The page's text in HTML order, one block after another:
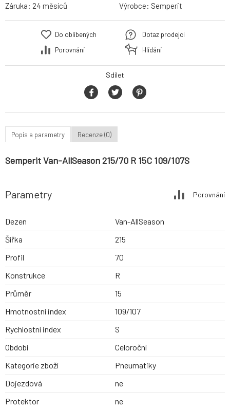
Záruka: 24 měsíců Výrobce: Semperit
Do oblíbených
Porovnání
Dotaz prodejci
Hlídání
Sdílet
Popis a parametry Recenze (0)
Semperit Van-AllSeason 215/70 R 15C 109/107S
Parametry Porovnání
Dezen
Van-AllSeason
Šířka
215
Profil
70
Konstrukce
R
Průměr
15
Hmotnostní index
109/107
Rychlostní index
S
Období
Celoroční
Kategorie zboží
Pneumatiky
Dojezdová
ne
Protektor
ne